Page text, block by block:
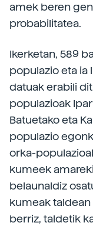
amek beren
probabilitatea.
Ikerketan, 589
populazio eta ia
datuak erabili
populazioak
Batuetako eta
populazio
orka-
kumeek
belaunaldiz
kumeak taldean
berriz, taldetik